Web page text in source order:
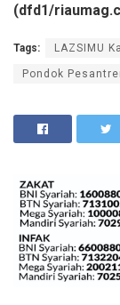
(dfd1/
Tags: LAZSIMU
Pondok